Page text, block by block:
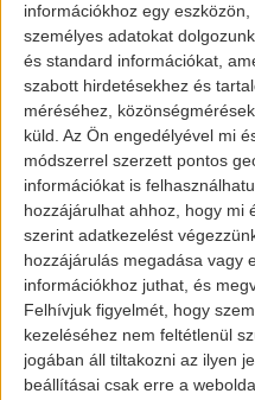
információkhoz egy
személyes adatokat
és standard információkat,
szabott hirdetésekhez és
méréséhez,
küld. Az Ön engedélyével mi
módszerrel szerzett pontos
információkat is
hozzájárulhat ahhoz, hogy mi
szerint adatkezelést
hozzájárulás megadása vagy
információkhoz juthat, és
Felhívjuk figyelmét, hogy
kezeléséhez nem feltétlenül
jogában áll tiltakozni az ilyen
beállításai csak erre a
A Tesla
szegmensben az
százalékra
több, mint 65
észrevehető